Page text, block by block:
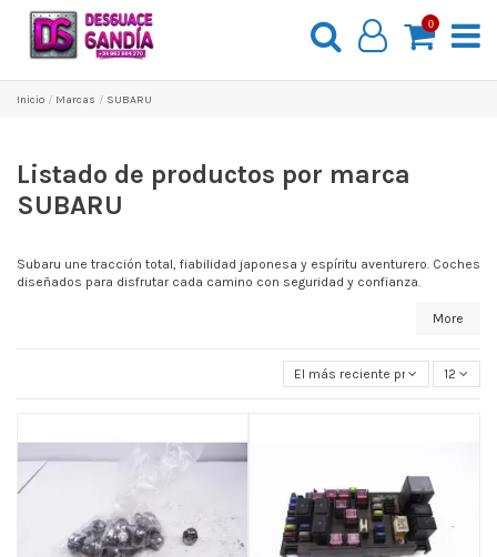
0
Inicio Marcas SUBARU
Listado de productos por marca
SUBARU
Subaru une tracción total, fiabilidad japonesa y espíritu aventurero. Coches
diseñados para disfrutar cada camino con seguridad y confianza.
More
El más reciente primero 12